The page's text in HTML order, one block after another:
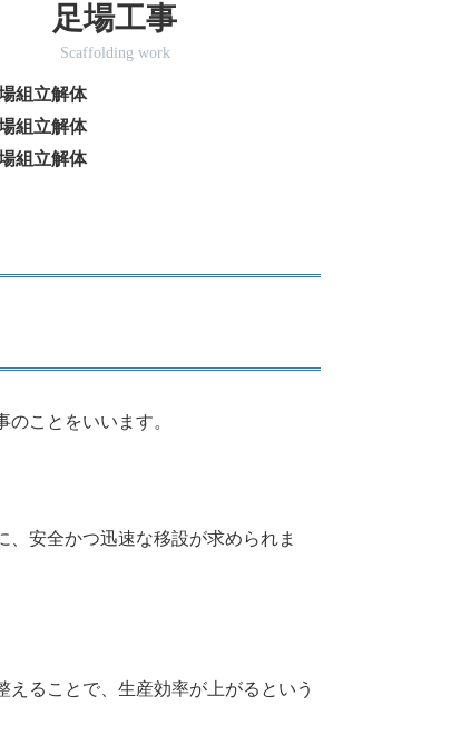
足場工事
Scaffolding work
組立解体
組立解体
組立解体
ことをいいます。
安全かつ迅速な移設が求められま
ることで、生産効率が上がるという